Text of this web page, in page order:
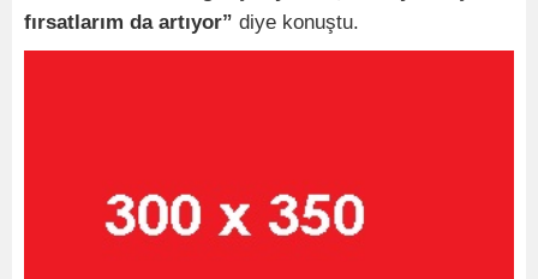
fırsatlarım da artıyor” diye konuştu.